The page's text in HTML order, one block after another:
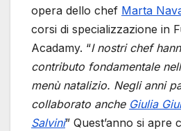
opera dello chef Marta
corsi di specializzazione in
Acadamy. “I nostri chef
contributo fondamentale
menù natalizio. Negli anni
collaborato anche Giulia
Salvini” Quest’anno si apre